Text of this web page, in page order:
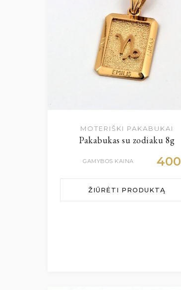
MOTERIŠKI PAKABUKAI
Pakabukas su zodiaku 8g
GAMYBOS KAINA 400
ŽIŪRĖTI PRODUKTĄ